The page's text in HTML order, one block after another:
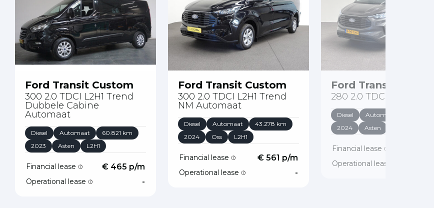
Ford Transit Custom
300 2.0 TDCI L2H1 Trend
Dubbele Cabine
Automaat
Diesel Automaat
60.821 km
2023
Asten L2H1
Financial lease € 465 p/m
Operational lease -
Ford Transit Custom
300 2.0 TDCI L2H1 Trend
NM Automaat
Diesel Automaat
43.278 km
2024
Oss L2H1
Financial lease € 561 p/m
Operational lease -
Ford Transit Custom
280 2.0 TDCI L1H1 Trend
Diesel Automaat
2024
Asten
Financial lease
Operational lease